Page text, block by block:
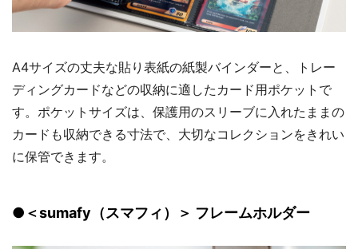
A4サイズの丈夫な貼り表紙の紙製バインダーと、トレー
ディングカードなどの収納に適したカード用ポケットで
す。ポケットサイズは、保護用のスリーブに入れたままの
カードも収納できる寸法で、大切なコレクションをきれい
に保管できます。
●＜sumafy（スマフィ）＞ フレームホルダー